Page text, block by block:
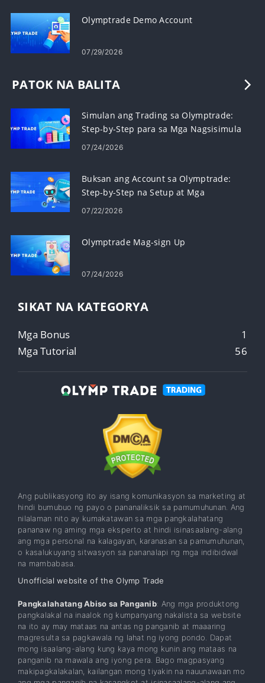
Olymptrade Demo Account
07/29/2026
PATOK NA BALITA
Simulan ang Trading sa Olymptrade:
Step-by-Step para sa Mga Nagsisimula
07/24/2026
Buksan ang Account sa Olymptrade:
Step-by-Step na Setup at Mga
Kinakailangan
07/22/2026
Olymptrade Mag-sign Up
07/24/2026
SIKAT NA KATEGORYA
Mga Bonus
1
Mga Tutorial
56
Ang publikasyong ito ay isang komunikasyon sa marketing at
hindi bumubuo ng payo o pananaliksik sa pamumuhunan. Ang
nilalaman nito ay kumakatawan sa mga pangkalahatang
pananaw ng aming mga eksperto at hindi isinasaalang-alang
ang mga personal na kalagayan, karanasan sa pamumuhunan,
o kasalukuyang sitwasyon sa pananalapi ng mga indibidwal
na mambabasa.
Unofficial website of the Olymp Trade
Pangkalahatang Abiso sa Panganib: Ang mga produktong
pangkalakal na inaalok ng kumpanyang nakalista sa website
na ito ay may mataas na antas ng panganib at maaaring
magresulta sa pagkawala ng lahat ng iyong pondo. Dapat
mong isaalang-alang kung kaya mong kunin ang mataas na
panganib na mawala ang iyong pera. Bago magpasyang
makipagkalakalan, kailangan mong tiyakin na nauunawaan mo